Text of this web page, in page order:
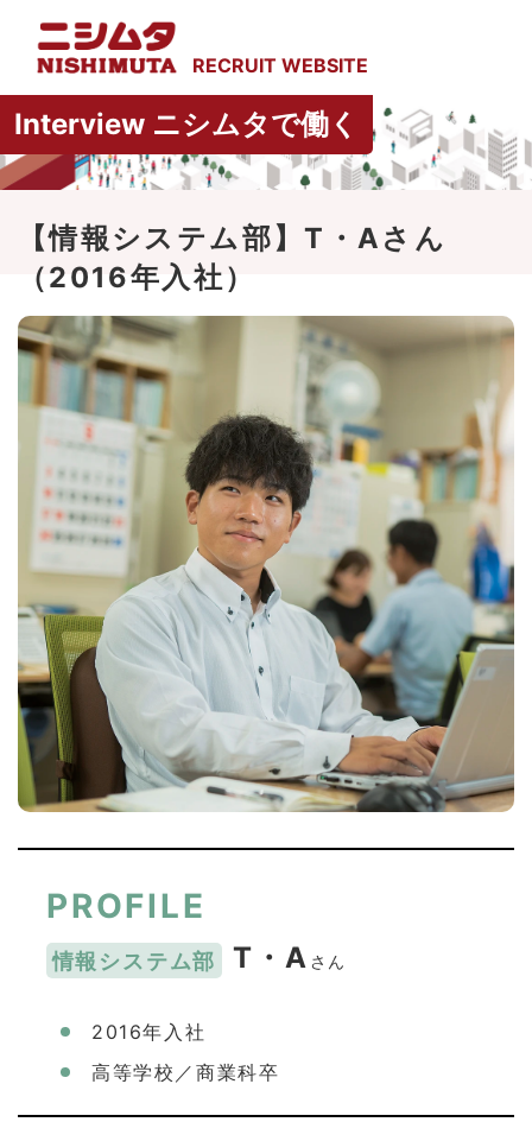
Interview ニシムタで働く
【情報システム部】T・Aさん
（2016年入社）
PROFILE
情報システム部 T・A さん
2016年入社
高等学校／商業科卒